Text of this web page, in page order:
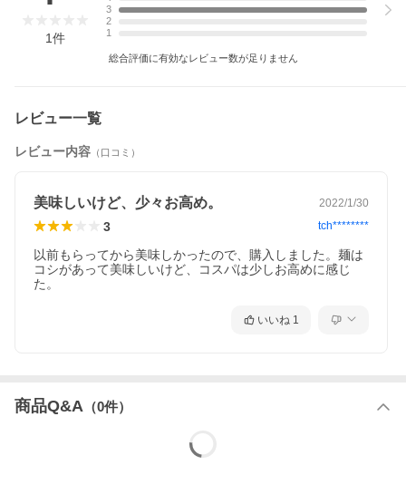
「難消化性デキストリン」は、天然のでんぷんから作られた水溶
性の食物繊維の一種で、消費者庁や米穀食品医薬品局に安全性の
高い食品として認められている、優れた素材です。その「難消化
性デキストリン」を独自製法により麺内に留めることに成功しま
性の食物繊維の一種で、消費者庁や米穀食品医薬品局に安全性の
性デキストリン」を独自製法により麺内に留めることに成功しま
2.難消化性デキストリンは、特定保健用食品の素材として使用さ
れているトウモロコシ由来の
水溶性食物繊維が豊富!
◇麺量240gに対して…レタス約300g(可食部)あたり約4個分の食
物繊維(日本食品標準成分表2014年版:抽出)
3.国内外で特許を取得!
◇特許取得国(内定も含む)→●日本 ●中国 ●韓国 ●ロシア ●イ
◇特許申請中→●アメリカ ●インドネシア
水溶性で水に溶ける性質がありますが、弊社独自の製法で安定し
た含有量を維持、水溶性食物繊維を直接、小麦に添加することが
を保ちつつ、美味しく仕上げました。
1件
3
2
1
総合評価に有効なレビュー数が足りません
レビュー一覧
レビュー内容 （口コミ）
美味しいけど、少々お高め。 2022/1/30
3 tch********
以前もらってから美味しかったので、購入しました。麺は
コシがあって美味しいけど、コスパは少しお高めに感じ
た。
いいね 1
商品Q&A （0件）